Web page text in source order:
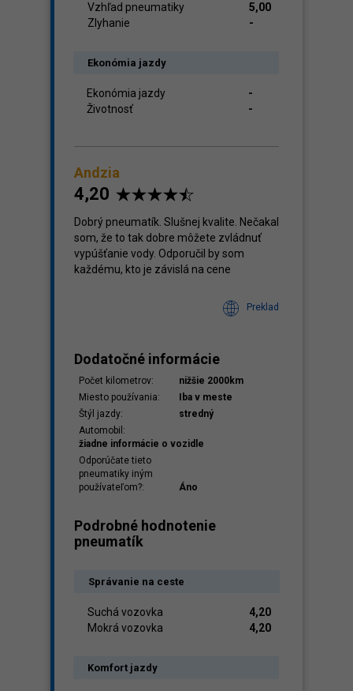
Vzhľad pneumatiky
5,00
Zlyhanie
-
Ekonómia jazdy
Ekonómia jazdy
-
Životnosť
-
Andzia
4,20
Dobrý pneumatík. Slušnej kvalite. Nečakal
som, že to tak dobre môžete zvládnuť
vypúšťanie vody. Odporučil by som
každému, kto je závislá na cene
Preklad
Dodatočné informácie
Počet kilometrov:
nižšie 2000km
Miesto používania:
Iba v meste
Štýl jazdy:
stredný
Automobil:
žiadne informácie o vozidle
Odporúčate tieto
pneumatiky iným
používateľom?:
Áno
Podrobné hodnotenie
pneumatík
Správanie na ceste
Suchá vozovka
4,20
Mokrá vozovka
4,20
Komfort jazdy